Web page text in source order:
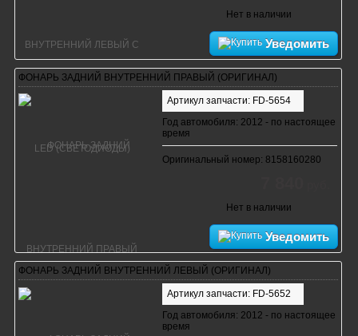
Нет в наличии
Уведомить
ФОНАРЬ ЗАДНИЙ ВНУТРЕННИЙ ПРАВЫЙ (ОРИГИНАЛ)
Артикул запчасти: FD-5654
Год автомобиля: 2012 - по настоящее
время
Оригинальный номер: 8158160280
Нет в наличии
Уведомить
ФОНАРЬ ЗАДНИЙ ВНУТРЕННИЙ ЛЕВЫЙ (ОРИГИНАЛ)
Артикул запчасти: FD-5652
Год автомобиля: 2012 - по настоящее
время